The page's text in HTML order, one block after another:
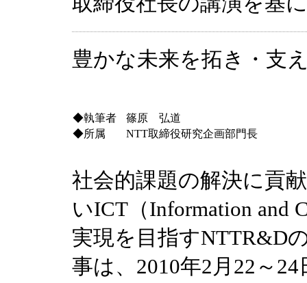
豊かな未来を拓き・支
◆執筆者
篠原 弘道
◆所属
NTT取締役研究企画部門長
社会的課題の解決に貢
いICT（Information and
実現を目指すNTTR&D
事は、2010年2月22～